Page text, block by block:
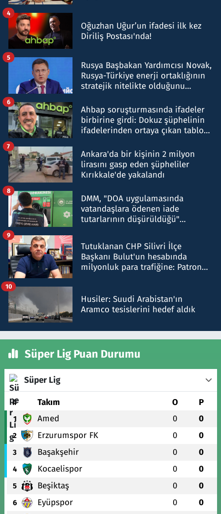
Oğuzhan Uğur’un ifadesi ilk kez
Diriliş Postası'nda!
4
Rusya Başbakan Yardımcısı Novak,
Rusya-Türkiye enerji ortaklığının
stratejik nitelikte olduğunu
5
Ahbap soruşturmasında ifadeler
birbirine girdi: Dokuz şüphelinin
ifadelerinden ortaya çıkan tablo
6
Ankara'da bir kişinin 2 milyon
lirasını gasp eden şüpheliler
Kırıkkale'de yakalandı
7
DMM, "DOA uygulamasında
vatandaşlara ödenen iade
tutarlarının düşürüldüğü"
8
Tutuklanan CHP Silivri İlçe
Başkanı Bulut'un hesabında
milyonluk para trafiğine: Patron
9
Husiler: Suudi Arabistan'ın
Aramco tesislerini hedef aldık
10
Süper Lig Puan Durumu
Süper Lig
# Takım O P
1 Amed 0 0
2 Erzurumspor FK 0 0
3 Başakşehir 0 0
4 Kocaelispor 0 0
5 Beşiktaş 0 0
6 Eyüpspor 0 0